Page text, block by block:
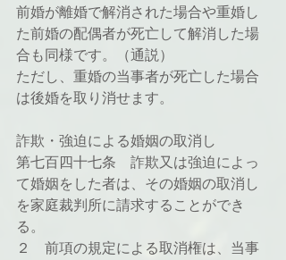
前婚が離婚で解消された場合や重婚し
た前婚の配偶者が死亡して解消した場
合も同様です。（通説）
ただし、重婚の当事者が死亡した場合
は後婚を取り消せます。
詐欺・強迫による婚姻の取消し
第七百四十七条　詐欺又は強迫によっ
て婚姻をした者は、その婚姻の取消し
を家庭裁判所に請求することができ
る。
２　前項の規定による取消権は、当事